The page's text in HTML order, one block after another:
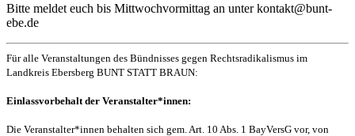
Bitte meldet euch bis Mittwochvormittag an unter kontakt@bunt-
ebe.de
Für alle Veranstaltungen des Bündnisses gegen Rechtsradikalismus im
Landkreis Ebersberg BUNT STATT BRAUN:
Einlassvorbehalt der Veranstalter*innen:
Die Veranstalter*innen behalten sich gem. Art. 10 Abs. 1 BayVersG vor, von